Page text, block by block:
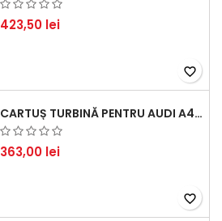
423,50 lei
favorite_border
CARTUȘ TURBINĂ PENTRU AUDI A4, A6, SKODA SUPERB ȘI VW PASSAT, MOTOR DIESEL 1.9 TDI
363,00 lei
favorite_border